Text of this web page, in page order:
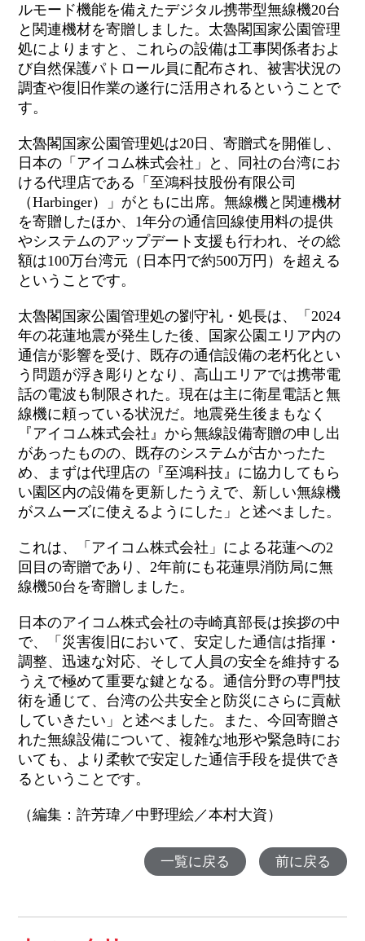
ルモード機能を備えたデジタル携帯型無線機20台
と関連機材を寄贈しました。太魯閣国家公園管理
処によりますと、これらの設備は工事関係者およ
び自然保護パトロール員に配布され、被害状況の
調査や復旧作業の遂行に活用されるということで
す。
太魯閣国家公園管理処は20日、寄贈式を開催し、
日本の「アイコム株式会社」と、同社の台湾にお
ける代理店である「至鴻科技股份有限公司
（Harbinger）」がともに出席。無線機と関連機材
を寄贈したほか、1年分の通信回線使用料の提供
やシステムのアップデート支援も行われ、その総
額は100万台湾元（日本円で約500万円）を超える
ということです。
太魯閣国家公園管理処の劉守礼・処長は、「2024
年の花蓮地震が発生した後、国家公園エリア内の
通信が影響を受け、既存の通信設備の老朽化とい
う問題が浮き彫りとなり、高山エリアでは携帯電
話の電波も制限された。現在は主に衛星電話と無
線機に頼っている状況だ。地震発生後まもなく
『アイコム株式会社』から無線設備寄贈の申し出
があったものの、既存のシステムが古かったた
め、まずは代理店の『至鴻科技』に協力してもら
い園区内の設備を更新したうえで、新しい無線機
がスムーズに使えるようにした」と述べました。
これは、「アイコム株式会社」による花蓮への2
回目の寄贈であり、2年前にも花蓮県消防局に無
線機50台を寄贈しました。
日本のアイコム株式会社の寺崎真部長は挨拶の中
で、「災害復旧において、安定した通信は指揮・
調整、迅速な対応、そして人員の安全を維持する
うえで極めて重要な鍵となる。通信分野の専門技
術を通じて、台湾の公共安全と防災にさらに貢献
していきたい」と述べました。また、今回寄贈さ
れた無線設備について、複雑な地形や緊急時にお
いても、より柔軟で安定した通信手段を提供でき
るということです。
（編集：許芳瑋／中野理絵／本村大資）
一覧に戻る 前に戻る